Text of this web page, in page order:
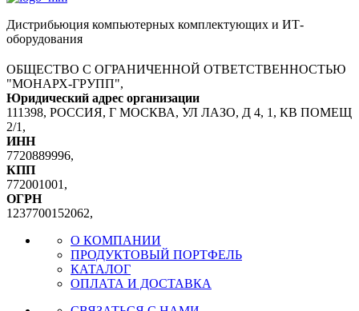
Дистрибьюция компьютерных комплектующих и ИТ-
оборудования
ОБЩЕСТВО С ОГРАНИЧЕННОЙ ОТВЕТСТВЕННОСТЬЮ
"МОНАРХ-ГРУПП",
Юридический адрес организации
111398, РОССИЯ, Г МОСКВА, УЛ ЛАЗО, Д 4, 1, КВ ПОМЕЩ
2/1,
ИНН
7720889996,
КПП
772001001,
ОГРН
1237700152062,
О КОМПАНИИ
ПРОДУКТОВЫЙ ПОРТФЕЛЬ
КАТАЛОГ
ОПЛАТА И ДОСТАВКА